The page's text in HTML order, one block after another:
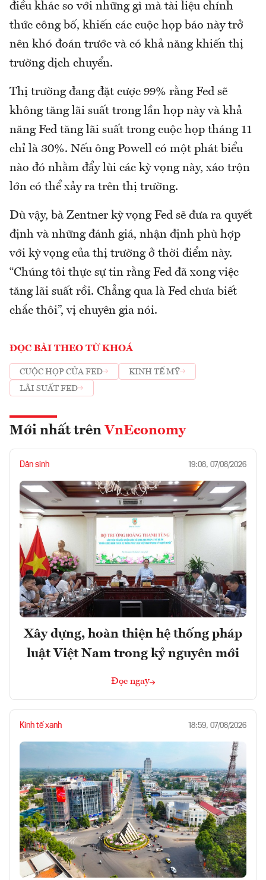
điều khác so với những gì mà tài liệu chính
thức công bố, khiến các cuộc họp báo này trở
nên khó đoán trước và có khả năng khiến thị
trường dịch chuyển.
Thị trường đang đặt cược 99% rằng Fed sẽ
không tăng lãi suất trong lần họp này và khả
năng Fed tăng lãi suất trong cuộc họp tháng 11
chỉ là 30%. Nếu ông Powell có một phát biểu
nào đó nhằm đẩy lùi các kỳ vọng này, xáo trộn
lớn có thể xảy ra trên thị trường.
Dù vậy, bà Zentner kỳ vọng Fed sẽ đưa ra quyết
định và những đánh giá, nhận định phù hợp
với kỳ vọng của thị trường ở thời điểm này.
“Chúng tôi thực sự tin rằng Fed đã xong việc
tăng lãi suất rồi. Chẳng qua là Fed chưa biết
chắc thôi”, vị chuyên gia nói.
ĐỌC BÀI THEO TỪ KHOÁ
CUỘC HỌP CỦA FED
KINH TẾ MỸ
LÃI SUẤT FED
Mới nhất trên VnEconomy
Dân sinh 19:08, 07/08/2026
Xây dựng, hoàn thiện hệ thống pháp
luật Việt Nam trong kỷ nguyên mới
Đọc ngay
Kinh tế xanh 18:59, 07/08/2026